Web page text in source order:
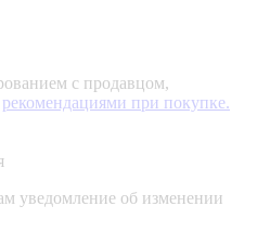
с продавцом,
рекомендациями при покупке.
уведомление об изменении